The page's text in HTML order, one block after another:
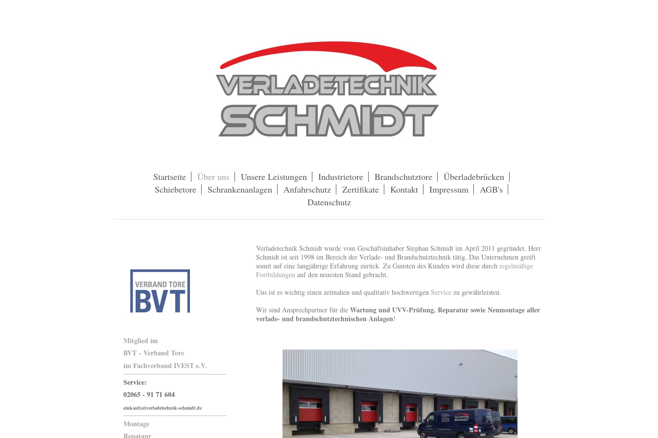
Startseite Über uns Unsere Leistungen Industrietore Brandschutztore
Überladebrücken
Schiebetore
Schrankenanlagen Anfahrschutz Zertifikate Kontakt Impressum
AGB's
Datenschutz
Verladetechnik Schmidt wurde vom Geschäftsinhaber Stephan Schmidt im April 2011 gegründet. Herr
Schmidt ist seit 1998 im Bereich der Verlade- und Brandschutztechnik tätig. Das Unternehmen greift
somit auf eine langjährige Erfahrung zurück. Zu Gunsten des Kunden wird diese durch regelmäßige
Fortbildungenauf den neuesten Stand gebracht.
Uns ist es wichtig einen zeitnahen und qualitativ hochwertigen Servicezu gewährleisten.
Wir sind Ansprechpartner für die Wartung und UVV-Prüfung, Reparatur sowie Neumontage aller
verlade- und brandschutztechnischen Anlagen!
Mitglied im
BVT - Verband Tore
im Fachverband IVEST e.V.
Service:
02065 - 91 71 604
einkauf(at)verladetechnik-schmidt.de
Montage
Repataur